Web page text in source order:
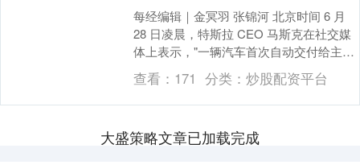
每经编辑｜金冥羽 张锦河 北京时间 6 月
28 日凌晨，特斯拉 CEO 马斯克在社交媒
体上表示，"一辆汽车首次自动交付给主
人"。根据他的描述，一辆特斯拉 Mo....
查看： 171 分类： 炒股配资平台
大盛策略文章已加载完成